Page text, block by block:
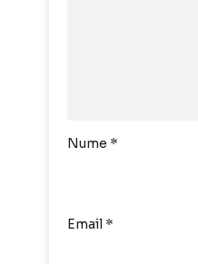
Nume *
Email *